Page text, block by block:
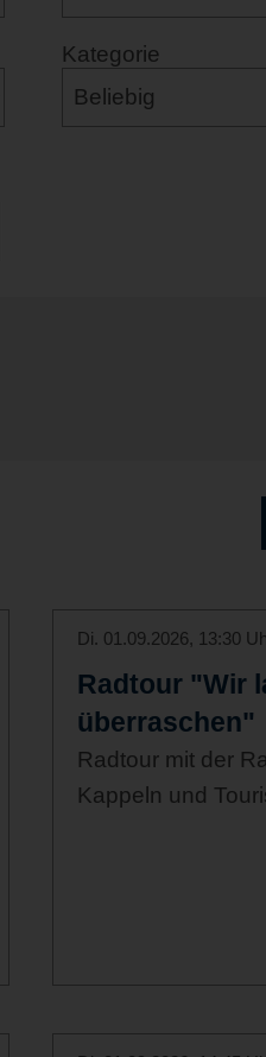
Kategorie
Di. 01.09.2026, 13:30
Radtour "Wir
überraschen"
Radtour mit der
Kappeln und